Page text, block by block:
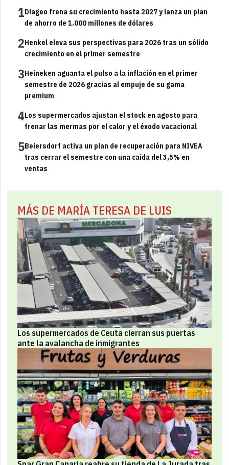
1Diageo frena su crecimiento hasta 2027 y lanza un plan
de ahorro de 1.000 millones de dólares
2Henkel eleva sus perspectivas para 2026 tras un sólido
crecimiento en el primer semestre
3Heineken aguanta el pulso a la inflación en el primer
semestre de 2026 gracias al empuje de su gama
premium
4Los supermercados ajustan el stock en agosto para
frenar las mermas por el calor y el éxodo vacacional
5Beiersdorf activa un plan de recuperación para NIVEA
tras cerrar el semestre con una caída del 3,5% en
ventas
MÁS DE MARÍA TERESA DE LUIS
Los supermercados de Ceuta cierran sus puertas
ante la avalancha de inmigrantes